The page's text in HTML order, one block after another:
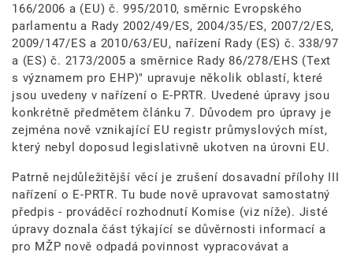
166/2006 a (EU) č. 995/2010, směrnic Evropského
parlamentu a Rady 2002/49/ES, 2004/35/ES, 2007/2/ES,
2009/147/ES a 2010/63/EU, nařízení Rady (ES) č. 338/97
a (ES) č. 2173/2005 a směrnice Rady 86/278/EHS (Text
s významem pro EHP)" upravuje několik oblastí, které
jsou uvedeny v nařízení o E-PRTR. Uvedené úpravy jsou
konkrétně předmětem článku 7. Důvodem pro úpravy je
zejména nově vznikající EU registr průmyslových míst,
který nebyl doposud legislativně ukotven na úrovni EU.
Patrně nejdůležitější věcí je zrušení dosavadní přílohy III
nařízení o E-PRTR. Tu bude nově upravovat samostatný
předpis - prováděcí rozhodnutí Komise (viz níže). Jisté
úpravy doznala část týkající se důvěrnosti informací a
pro MŽP nově odpadá povinnost vypracovávat a